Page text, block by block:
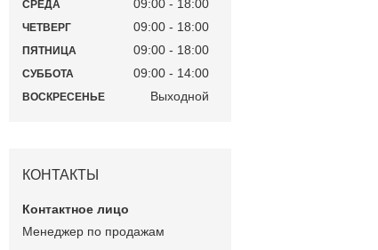
СРЕДА 09:00 18:00
ЧЕТВЕРГ 09:00 18:00
ПЯТНИЦА 09:00 18:00
СУББОТА 09:00 14:00
ВОСКРЕСЕНЬЕ Выходной
КОНТАКТЫ
Менеджер по продажам